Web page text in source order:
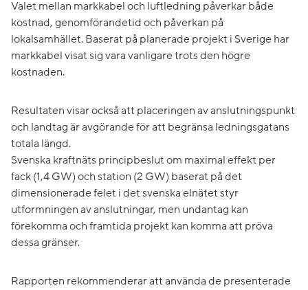
Valet mellan markkabel och luftledning påverkar både
kostnad, genomförandetid och påverkan på
lokalsamhället. Baserat på planerade projekt i Sverige har
markkabel visat sig vara vanligare trots den högre
kostnaden.
Resultaten visar också att placeringen av anslutningspunkt
och landtag är avgörande för att begränsa ledningsgatans
totala längd.
Svenska kraftnäts principbeslut om maximal effekt per
fack (1,4 GW) och station (2 GW) baserat på det
dimensionerade felet i det svenska elnätet styr
utformningen av anslutningar, men undantag kan
förekomma och framtida projekt kan komma att pröva
dessa gränser.
Rapporten rekommenderar att använda de presenterade